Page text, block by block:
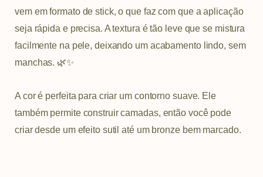
vem em formato de stick, o que faz com que a aplicação
seja rápida e precisa. A textura é tão leve que se mistura
facilmente na pele, deixando um acabamento lindo, sem
manchas. 🌿✨
A cor é perfeita para criar um contorno suave. Ele
também permite construir camadas, então você pode
criar desde um efeito sutil até um bronze bem marcado.